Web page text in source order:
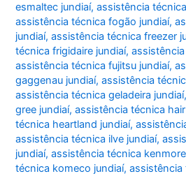
esmaltec jundiaí,assistência
assistência técnica fogão jundiaí,
jundiaí,assistência técnica freezer
técnica frigidaire jundiaí,
assistência técnica fujitsu jundiaí,
gaggenau jundiaí,assistência
assistência técnica geladeira jundiaí
gree jundiaí,assistência técnica
técnica heartland jundiaí,
assistência técnica ilve jundiaí,
jundiaí,assistência técnica
técnica komeco jundiaí,assistência